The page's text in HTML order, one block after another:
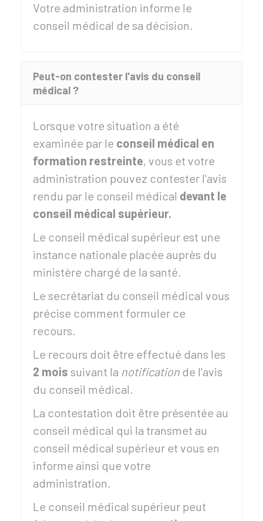
Votre administration informe le
conseil médical de sa décision.
Peut-on contester l'avis du conseil
médical ?
Lorsque votre situation a été
examinée par le conseil médical en
formation restreinte, vous et votre
administration pouvez contester l'avis
rendu par le conseil médical devant le
conseil médical supérieur.
Le conseil médical supérieur est une
instance nationale placée auprès du
ministère chargé de la santé.
Le secrétariat du conseil médical vous
précise comment formuler ce
recours.
Le recours doit être effectué dans les
2 mois suivant la notification de l'avis
du conseil médical.
La contestation doit être présentée au
conseil médical qui la transmet au
conseil médical supérieur et vous en
informe ainsi que votre
administration.
Le conseil médical supérieur peut